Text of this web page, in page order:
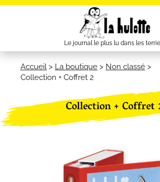
Le journal le plus lu dans les
Accueil > La boutique > Non classé >
Collection + Coffret 2
Collection + Coffret